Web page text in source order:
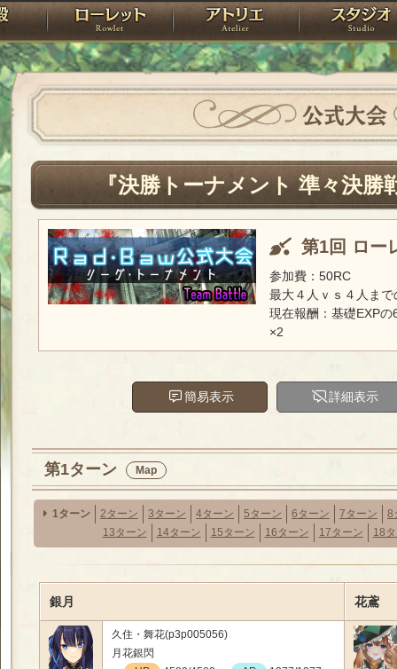
PandoraPartyProject
神殿 ローレット アトリエ
公式大会
『決勝トーナメント 準々決勝
第1回 ロー
参加費：50RC
最大４人ｖｓ４人ま
現在報酬：基礎EXP
×2
簡易表示 詳細表示
第1ターン Map
1ターン 2ターン 3ターン 4ターン 5ターン 6ターン 7ターン 8
13ターン
14ターン 15ターン 16ターン 17ターン 18
銀月 花鳶
久住・舞花(p3p005056)
月花銀閃